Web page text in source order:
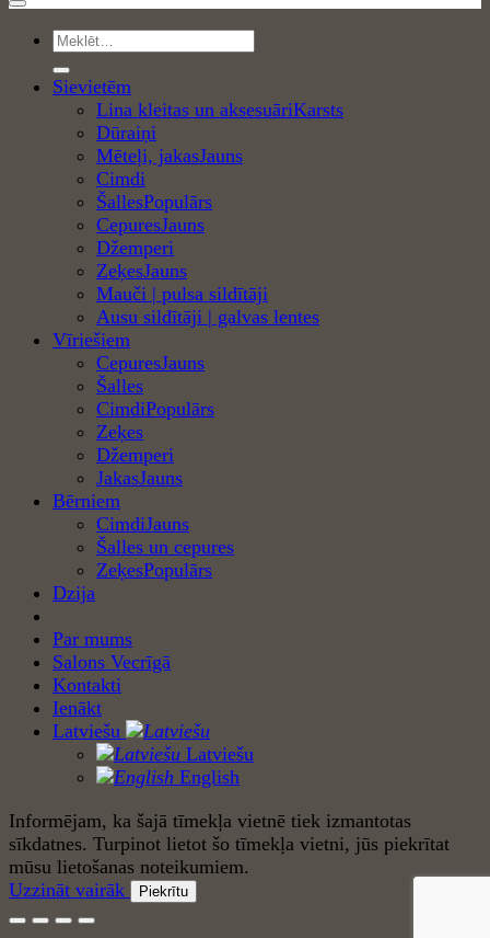
Meklēt:
Sievietēm
Lina kleitas un aksesuāri
Dūraiņi
Mēteļi, jakas
Cimdi
Šalles
Cepures
Džemperi
Zeķes
Mauči | pulsa sildītāji
Ausu sildītāji | galvas lentes
Vīriešiem
Cepures
Šalles
Cimdi
Zeķes
Džemperi
Jakas
Bērniem
Cimdi
Šalles un cepures
Zeķes
Dzija
Par mums
Salons Vecrīgā
Kontakti
Ienākt
Latviešu
Latviešu
English
Informējam, ka šajā tīmekļa vietnē tiek izmantotas
sīkdatnes. Turpinot lietot šo tīmekļa vietni, jūs piekrītat
mūsu lietošanas noteikumiem.
Uzzināt vairāk
Piekrītu